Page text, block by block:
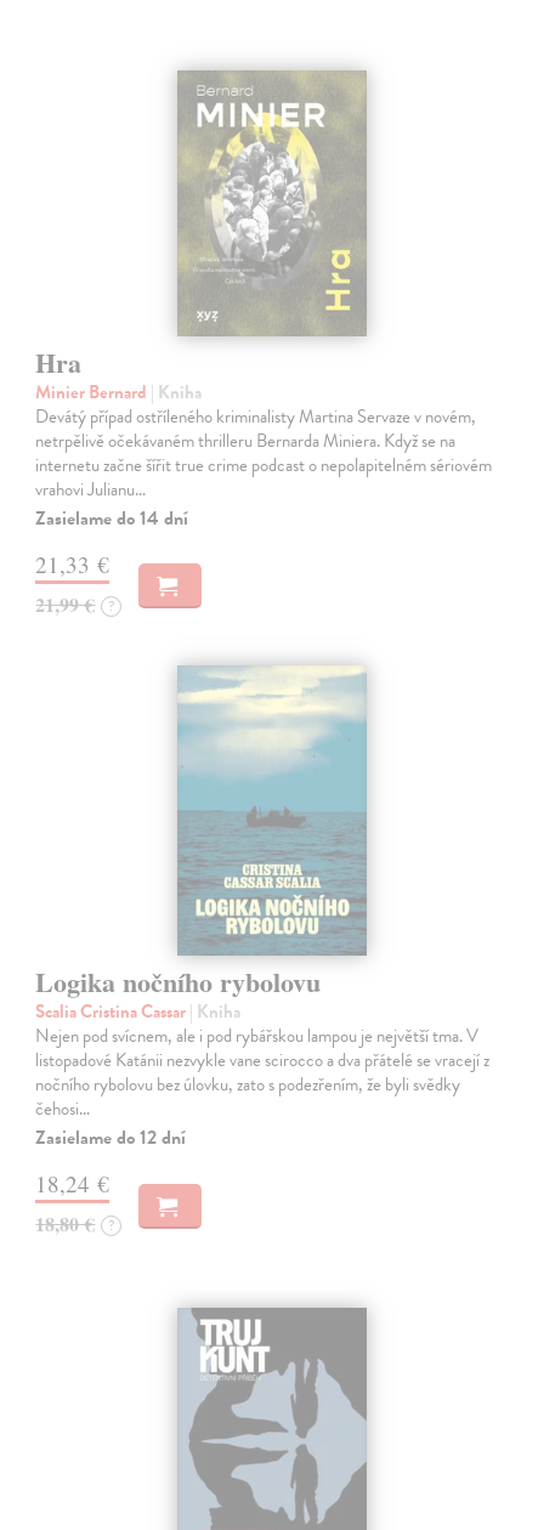
Hra
Minier Bernard | Kniha
Devátý případ ostříleného kriminalisty Martina Servaze v novém,
netrpělivě očekávaném thrilleru Bernarda Miniera. Když se na
internetu začne šířit true crime podcast o nepolapitelném sériovém
vrahovi Julianu…
Zasielame do 14 dní
21,33 €
21,99 € ?
Logika nočního rybolovu
Scalia Cristina Cassar| Kniha
Nejen pod svícnem, ale i pod rybářskou lampou je největší tma. V
listopadové Katánii nezvykle vane scirocco a dva přátelé se vracejí z
nočního rybolovu bez úlovku, zato s podezřením, že byli svědky
čehosi…
Zasielame do 12 dní
18,24 €
18,80 € ?